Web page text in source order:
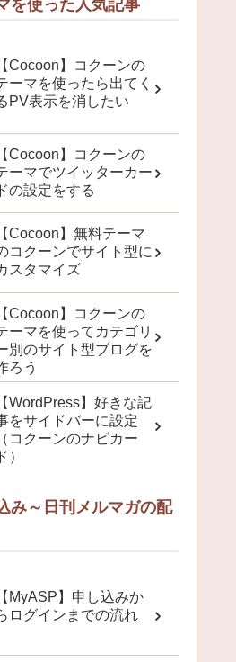
を使った人気記事
【Cocoon】コクーンの
ーマを使ったら出てく
PV表示を消したい
【Cocoon】コクーンの
ーマでツイッターカー
ドの設定をする
【Cocoon】無料テーマ
コクーンでサイト型に
スタマイズ
【Cocoon】コクーンの
ーマを使ってカテゴリ
別のサイト型ブログを
ろう
【WordPress】好きな記
をサイドバーに設定
（コクーンのナビカー
ド）
み～日刊メルマガの配
【MyASP】申し込みか
ログインまでの流れ